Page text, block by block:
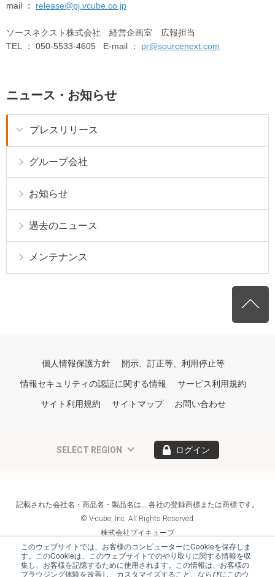
このウェブサイトでは、お客様のコンピューターにCookieを保存しま
す。このCookieは、このウェブサイトでのやり取りに関する情報を収
集し、お客様を記憶するために使用されます。この情報は、お客様の
ブラウジング体験を改善し、カスタマイズすること、ならびにこのウ
mail ： release@pj.vcube.co.jp
ソースネクスト株式会社 経営企画室 広報担当
TEL ： 050-5533-4605 E-mail ： pr@sourcenext.com
ニュース・お知らせ
プレスリリース
グループ会社
お知らせ
過去のニュース
メンテナンス
個人情報保護方針 開示、訂正等、利用停止等
情報セキュリティの認証に関する情報 サービス利用規約
サイト利用規約 サイトマップ お問い合わせ
SELECT REGION ログイン
記載された会社名・商品名・製品名は、各社の登録商標または商標です。
© V-cube, Inc. All Rights Reserved.
株式会社ブイキューブ
Follow Us